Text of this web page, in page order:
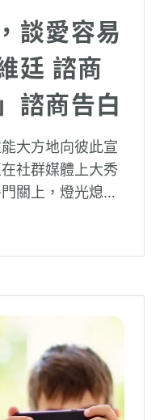
談愛容易
廷 諮商
諮商告白
大方地向彼此宣
社群媒體上大秀
關上，燈光熄